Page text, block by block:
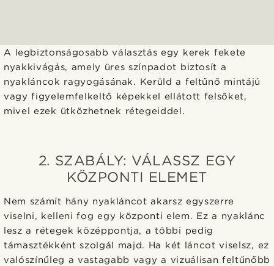
A legbiztonságosabb választás egy kerek fekete
nyakkivágás, amely üres színpadot biztosít a
nyakláncok ragyogásának. Kerüld a feltűnő mintájú
vagy figyelemfelkeltő képekkel ellátott felsőket,
mivel ezek ütközhetnek rétegeiddel.
2. SZABÁLY: VÁLASSZ EGY
KÖZPONTI ELEMET
Nem számít hány nyakláncot akarsz egyszerre
viselni, kelleni fog egy központi elem. Ez a nyaklánc
lesz a rétegek középpontja, a többi pedig
támasztékként szolgál majd. Ha két láncot viselsz, ez
valószínűleg a vastagabb vagy a vizuálisan feltűnőbb